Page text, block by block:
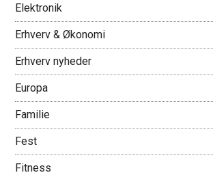
Elektronik
Erhverv & Økonomi
Erhverv nyheder
Europa
Familie
Fest
Fitness